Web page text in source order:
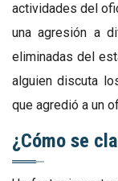
actividades del
una agresión a
eliminadas del
alguien discuta
que agredió a un
¿Cómo se